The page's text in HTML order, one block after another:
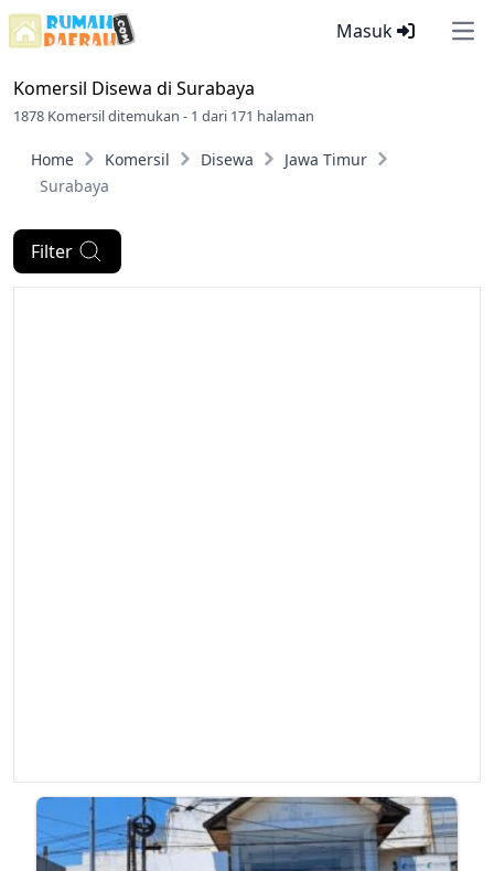
Masuk
Komersil Disewa di Surabaya
1878 Komersil ditemukan - 1 dari 171 halaman
Home Komersil Disewa
Jawa Timur
Surabaya
Filter